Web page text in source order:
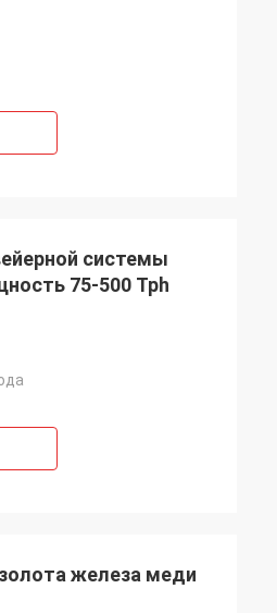
системы
75-500 Tph
железа меди